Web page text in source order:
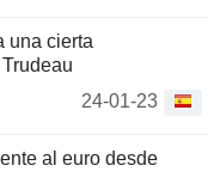
una cierta
24-01-23
al euro desde